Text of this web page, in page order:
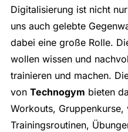
Digitalisierung ist nicht
uns auch gelebte
dabei eine große Rolle.
wollen wissen und
trainieren und machen.
von Technogym bieten
Workouts, Gruppenkurse,
Trainingsroutinen,